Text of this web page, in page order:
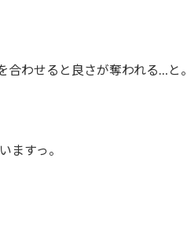
わせると良さが奪われる…と。
ますっ。